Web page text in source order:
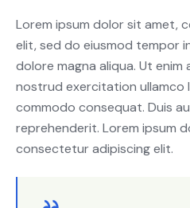
Lorem ipsum dolor sit amet,
elit, sed do eiusmod tempor
dolore magna aliqua. Ut enim
nostrud exercitation ullamco
commodo consequat. Duis
reprehenderit. Lorem ipsum
consectetur adipiscing elit.